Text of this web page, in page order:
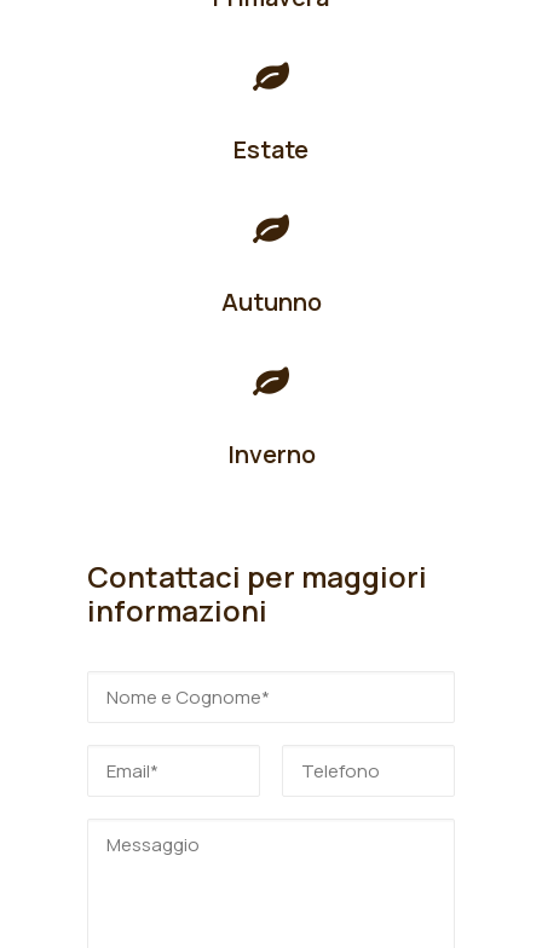
Estate
Autunno
Inverno
Contattaci per maggiori
informazioni